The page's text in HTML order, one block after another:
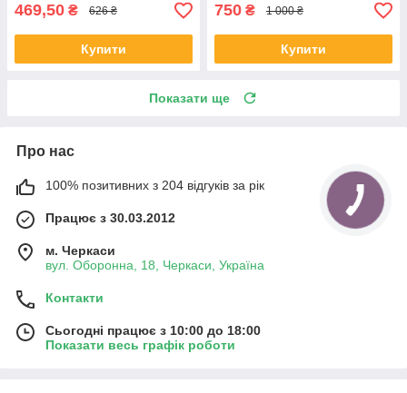
469,50 ₴ 626 ₴
Купити
750 ₴ 1 000 ₴
Купити
Показати ще
Про нас
100% позитивних з 204 відгуків за рік
Працює з 30.03.2012
м. Черкаси
вул. Оборонна, 18, Черкаси, Україна
Контакти
Сьогодні працює з 10:00 до 18:00
Показати весь графік роботи